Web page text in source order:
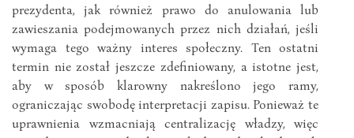
prezydenta, jak również prawo do anulowania lub
zawieszania podejmowanych przez nich działań, jeśli
wymaga tego ważny interes społeczny. Ten ostatni
termin nie został jeszcze zdefiniowany, a istotne jest,
aby w sposób klarowny nakreślono jego ramy,
ograniczając swobodę interpretacji zapisu. Ponieważ te
uprawnienia wzmacniają centralizację władzy, więc